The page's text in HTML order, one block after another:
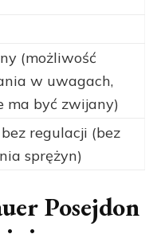
(możliwość
w uwagach,
ma być zwijany)
regulacji (bez
sprężyn)
Posejdon